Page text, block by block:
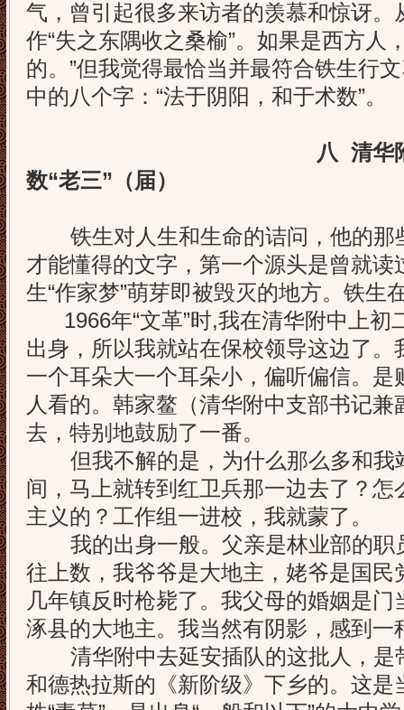
气，曾引起很多来访者的羡慕和惊讶。
作“失之东隅收之桑榆”。如果是西方人
的。”但我觉得最恰当并最符合铁生行
中的八个字：“法于阴阳，和于术数”。
八 清华
数“老三”（届）
铁生对人生和生命的诘问，他的那
才能懂得的文字，第一个源头是曾就读
生“作家梦”萌芽即被毁灭的地方。铁生
1966年“文革”时,我在清华附中上初
出身，所以我就站在保校领导这边了
一个耳朵大一个耳朵小，偏听偏信。
人看的。韩家鳌（清华附中支部书记
去，特别地鼓励了一番。
但我不解的是，为什么那么多和我
间，马上就转到红卫兵那一边去了？
主义的？工作组一进校，我就蒙了。
我的出身一般。父亲是林业部的职
往上数，我爷爷是大地主，姥爷是国民
几年镇反时枪毙了。我父母的婚姻是
涿县的大地主。我当然有阴影，感到一
清华附中去延安插队的这批人，是
和德热拉斯的《新阶级》下乡的。这是